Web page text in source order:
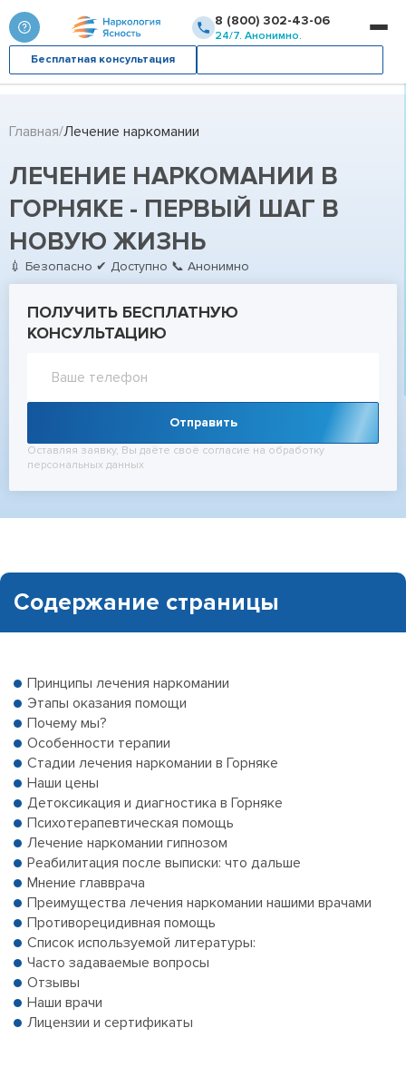
8 (800) 302-43-06
24/7. Анонимно.
Бесплатная консультация
Главная Лечение наркомании
ЛЕЧЕНИЕ НАРКОМАНИИ В
ГОРНЯКЕ - ПЕРВЫЙ ШАГ В
НОВУЮ ЖИЗНЬ
💉 Безопасно ✔ Доступно 📞 Анонимно
ПОЛУЧИТЬ БЕСПЛАТНУЮ
КОНСУЛЬТАЦИЮ
Отправить
Оставляя заявку, Вы даёте своё согласие на обработку
персональных данных
Содержание страницы
Принципы лечения наркомании
Этапы оказания помощи
Почему мы?
Особенности терапии
Стадии лечения наркомании в Горняке
Наши цены
Детоксикация и диагностика в Горняке
Психотерапевтическая помощь
Лечение наркомании гипнозом
Реабилитация после выписки: что дальше
Мнение главврача
Преимущества лечения наркомании нашими врачами
Противорецидивная помощь
Список используемой литературы:
Часто задаваемые вопросы
Отзывы
Наши врачи
Лицензии и сертификаты